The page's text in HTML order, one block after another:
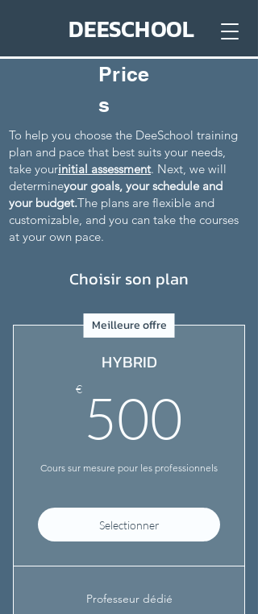
DEESCHOOL
Price
s
To help you choose the DeeSchool training
plan and pace that best suits your needs,
take yourinitial assessment. Next, we will
determineyour goals, your schedule and
your budget.The plans are flexible and
customizable, and you can take the courses
at your own pace.
Choisir son plan
Meilleure offre
HYBRID
€ 500
Cours sur mesure pour les professionnels
Selectionner
Professeur dédié